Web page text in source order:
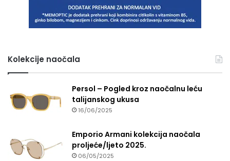
Kolekcije naočala
Persol – Pogled kroz naočalnu leću
talijanskog ukusa
16/06/2025
Emporio Armani kolekcija naočala
proljeće/ljeto 2025.
06/05/2025